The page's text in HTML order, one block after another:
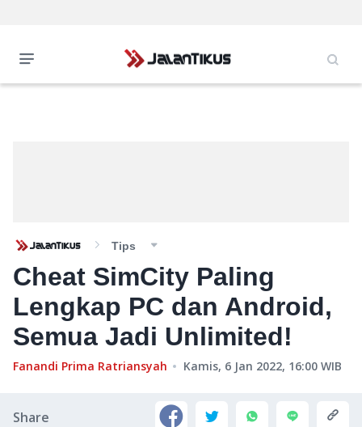
Tips
Cheat SimCity Paling
Lengkap PC dan Android,
Semua Jadi Unlimited!
Fanandi Prima Ratriansyah Kamis, 6 Jan 2022, 16:00 WIB
Share